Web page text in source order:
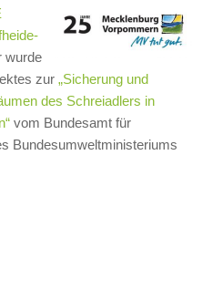
wurde
zur „Sicherung und
des Schreiadlers in
vom Bundesamt für
Bundesumweltministeriums